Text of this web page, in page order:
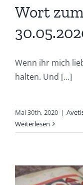
Wort
Wenn ihr mich
halten. Und [...]
Mai 30th, 2020 |
Weiterlesen